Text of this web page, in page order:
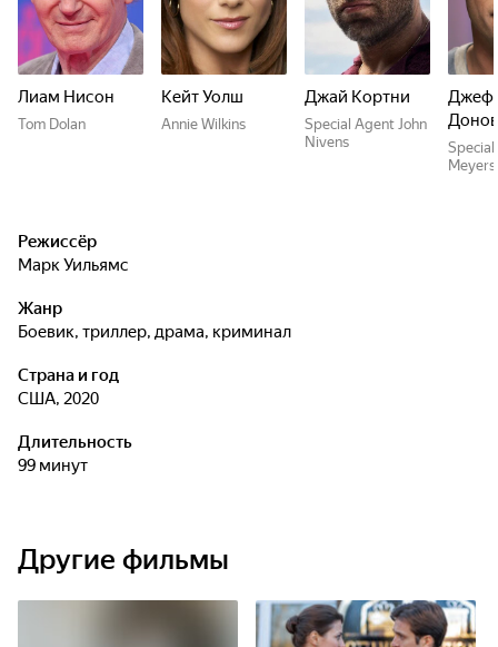
Лиам Нисон
Tom Dolan
Кейт Уолш
Annie Wilkins
Джай Кортни
Special Agent John
Nivens
Meyers
Режиссёр
Марк Уильямс
Жанр
боевик, триллер, драма, криминал
Страна и год
США, 2020
Длительность
99 минут
Другие фильмы